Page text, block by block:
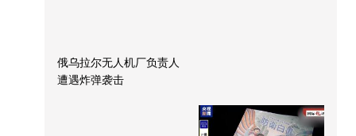
俄乌拉尔无人机厂负责人
遭遇炸弹袭击